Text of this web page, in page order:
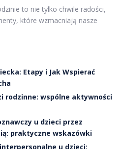
to nie tylko chwile radości,
które wzmacniają nasze
Etapy i Jak Wspierać
rodzinne: wspólne aktywności
u dzieci przez
praktyczne wskazówki
u dzieci: